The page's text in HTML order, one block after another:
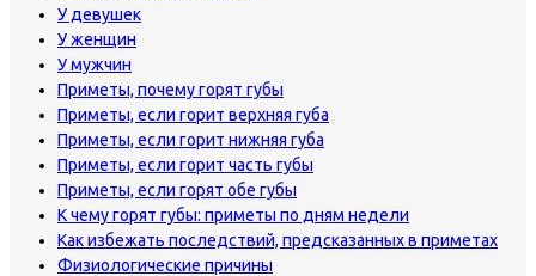
У девушек
У женщин
У мужчин
Приметы, почему горят губы
Приметы, если горит верхняя губа
Приметы, если горит нижняя губа
Приметы, если горит часть губы
Приметы, если горят обе губы
К чему горят губы: приметы по дням недели
Как избежать последствий, предсказанных в приметах
Физиологические причины